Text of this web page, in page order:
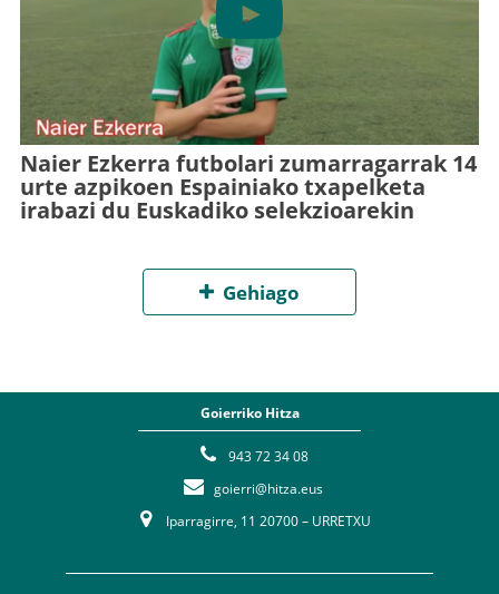
Naier Ezkerra futbolari zumarragarrak 14
urte azpikoen Espainiako txapelketa
irabazi du Euskadiko selekzioarekin
Gehiago
Goierriko Hitza
943 72 34 08
goierri@hitza.eus
Iparragirre, 11 20700 – URRETXU